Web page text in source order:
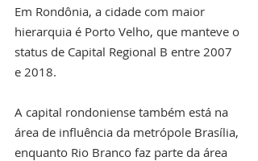
Em Rondônia, a cidade com maior
hierarquia é Porto Velho, que manteve o
status de Capital Regional B entre 2007
e 2018.
A capital rondoniense também está na
área de influência da metrópole Brasília,
enquanto Rio Branco faz parte da área